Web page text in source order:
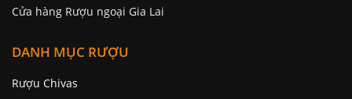
Cửa hàng Rượu ngoại Gia Lai
DANH MỤC RƯỢU
Rượu Chivas